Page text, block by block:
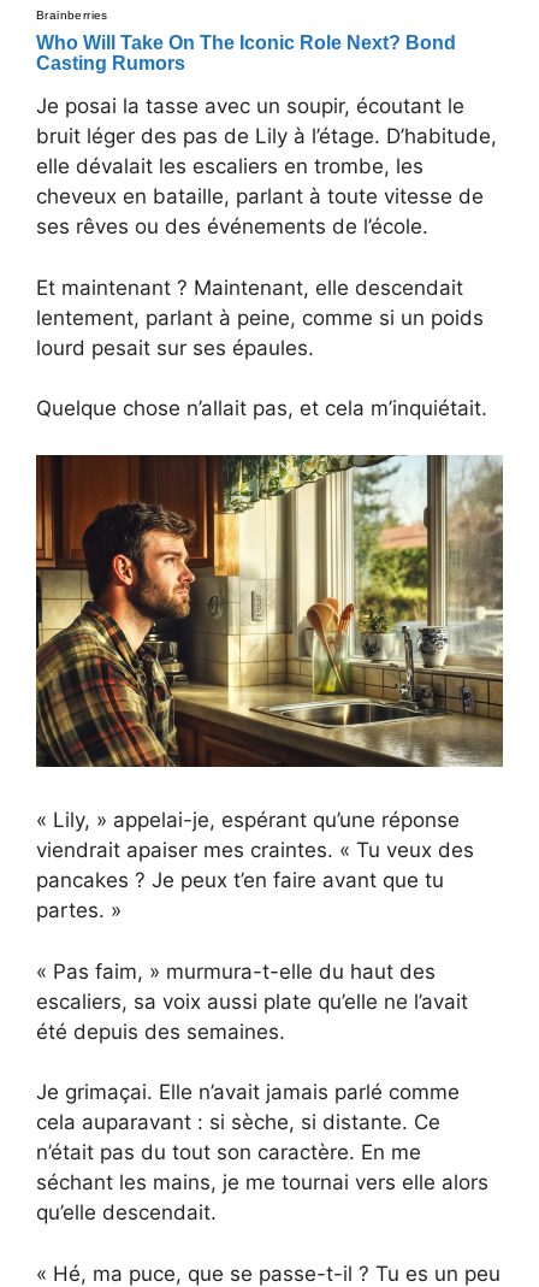
Je posai la tasse avec un soupir, écoutant le
bruit léger des pas de Lily à l’étage. D’habitude,
elle dévalait les escaliers en trombe, les
cheveux en bataille, parlant à toute vitesse de
ses rêves ou des événements de l’école.
Et maintenant ? Maintenant, elle descendait
lentement, parlant à peine, comme si un poids
lourd pesait sur ses épaules.
Quelque chose n’allait pas, et cela m’inquiétait.
« Lily, » appelai-je, espérant qu’une réponse
viendrait apaiser mes craintes. « Tu veux des
pancakes ? Je peux t’en faire avant que tu
partes. »
« Pas faim, » murmura-t-elle du haut des
escaliers, sa voix aussi plate qu’elle ne l’avait
été depuis des semaines.
Je grimaçai. Elle n’avait jamais parlé comme
cela auparavant : si sèche, si distante. Ce
n’était pas du tout son caractère. En me
séchant les mains, je me tournai vers elle alors
qu’elle descendait.
« Hé, ma puce, que se passe-t-il ? Tu es un peu